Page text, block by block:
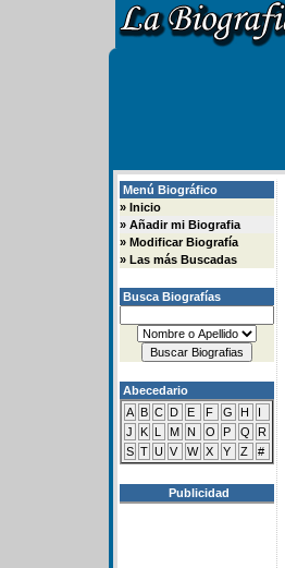
Menú Biográfico
» Inicio
» Añadir mi Biografia
» Modificar Biografía
» Las más Buscadas
Busca Biografías
Abecedario
A B C D E F G H
I
J
K L M N O P Q
R
S T U V W X Y Z #
Publicidad